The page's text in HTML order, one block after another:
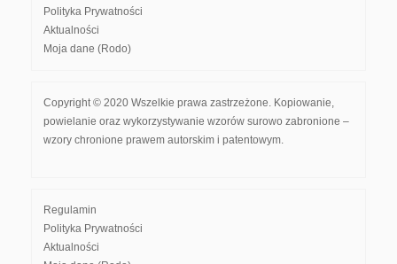
Polityka Prywatności
Aktualności
Moja dane (Rodo)
Copyright © 2020 Wszelkie prawa zastrzeżone. Kopiowanie,
powielanie oraz wykorzystywanie wzorów surowo zabronione –
wzory chronione prawem autorskim i patentowym.
Regulamin
Polityka Prywatności
Aktualności